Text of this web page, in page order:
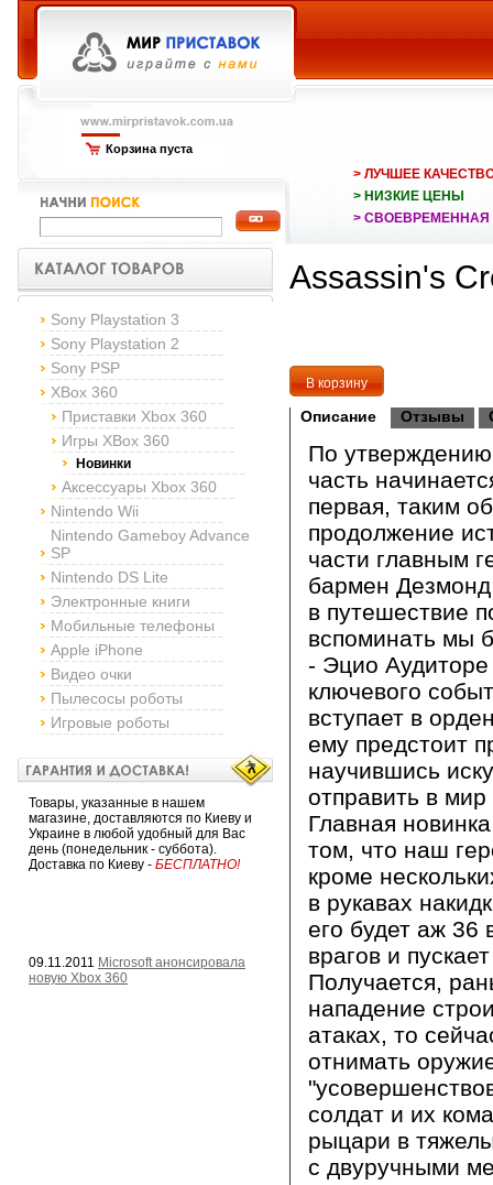
Корзина пуста
> ЛУЧШЕЕ
> НИЗКИЕ ЦЕНЫ
> СВОЕВРЕМЕННАЯ
Sony Playstation 3
Sony Playstation 2
Sony PSP
XBox 360
Приставки Xbox 360
Игры XBox 360
Новинки
Аксессуары Xbox 360
Nintendo Wii
Nintendo Gameboy Advance
SP
Nintendo DS Lite
Электронные книги
Мобильные телефоны
Apple iPhone
Видео очки
Пылесосы роботы
Игровые роботы
Товары, указанные в нашем
магазине, доставляются по Киеву и
Украине в любой удобный для Вас
день (понедельник - суббота).
Доставка по Киеву - БЕСПЛАТНО!
09.11.2011 Microsoft анонсировала
новую Xbox 360
Assassin's
Описание Отзывы
По утверждению
часть
первая, таким
продолжение
части главным
бармен
в путешествие
вспоминать мы
- Эцио
ключевого
вступает в
ему предстоит
научившись
отправить в
Главная
том, что наш
кроме
в рукавах
его будет аж 36
врагов и
Получается,
нападение
атаках, то
отнимать
солдат и их
рыцари в
с двуручными